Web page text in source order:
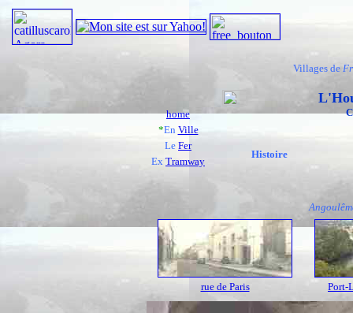
Villages de
home
*En Ville
Le Fer
Ex Tramway
Histoire
rue de Paris Port-